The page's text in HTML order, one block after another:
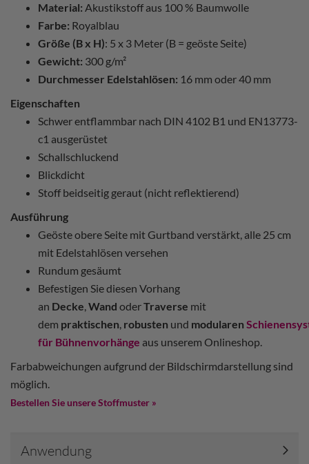
Material: Akustikstoff aus 100 % Baumwolle
Farbe: Royalblau
Größe (B x H): 5 x 3 Meter (B = geöste Seite)
Gewicht: 300 g/m²
Durchmesser Edelstahlösen: 16 mm oder 40 mm
Eigenschaften
Schwer entflammbar nach DIN 4102 B1 und EN13773-
c1 ausgerüstet
Schallschluckend
Blickdicht
Stoff beidseitig geraut (nicht reflektierend)
Ausführung
Geöste obere Seite mit Gurtband verstärkt, alle 25 cm
mit Edelstahlösen versehen
Rundum gesäumt
Befestigen Sie diesen Vorhang
an Decke,Wand oderTraverse mit
dem praktischen, robusten und modularen
für Bühnenvorhänge aus unserem Onlineshop.
Farbabweichungen aufgrund der Bildschirmdarstellung sind
möglich.
Bestellen Sie unsere Stoffmuster »
Anwendung